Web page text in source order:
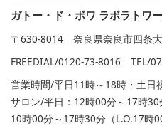
ガトー・ド・ボワ ラボラトワ
〒630-8014 奈良県奈良市四条
FREEDIAL/0120-73-8016 TEL/
営業時間/平日11時～18時・土日
サロン/平日：12時00分～17時30
10時00分～17時30分（L.O.17時